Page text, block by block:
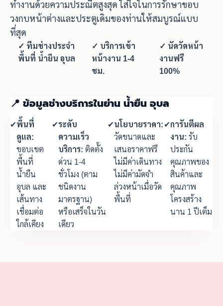
ทำงานด้วยความประณีตสูงสุด ใส่ใจในการรักษาขอบ
วงกบหน้าต่างและประตูเดิมของท่านให้สมบูรณ์แบบ
ที่สุด
✓ ทีมช่างประจำ
พื้นที่ น้ำยืน อุบล
✓ บริการเข้า
หน้างาน 1-4
ชม.
✓ นัดวัดหน้า
งานฟรี
100%
📍 ข้อมูลช่างบริการในย่าน น้ำยืน อุบล
✔พื้นที่
ดูแล:
ขอบเขต
พื้นที่
น้ำยืน
อุบล และ
เส้นทาง
เชื่อมต่อ
ใกล้เคียง
✔ระดับ
ความเร็ว
บริการ: ติดตั้ง
ด่วน 1-4
ชั่วโมง (ตาม
ชนิดงาน
มาตรฐาน)
หรือเสร็จในวัน
เดียว
✔นโยบายราคา:
วัดขนาดและ
เสนอราคาฟรี
ไม่มีค่าเดินทาง
ไม่มีค่ามัดจำ
ล่วงหน้าเมื่อวัด
พื้นที่
✔การันตีผล
งาน: รับ
ประกัน
คุณภาพของ
สินค้าและ
คุณภาพ
โครงสร้าง
นาน 1 ปีเต็ม